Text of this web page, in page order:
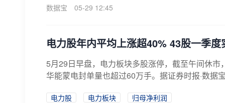
数据宝
05-29 12:45
电力股年内平均上涨超40% 43股一季
5月29日早盘，电力板块多股涨停，截至午间休
华能蒙电封单量也超过60万手。据证券时报·数
电力股 电力板块
归母净利润